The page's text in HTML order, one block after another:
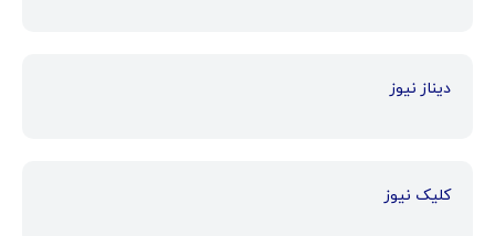
دیناز نیوز
کلیک نیوز